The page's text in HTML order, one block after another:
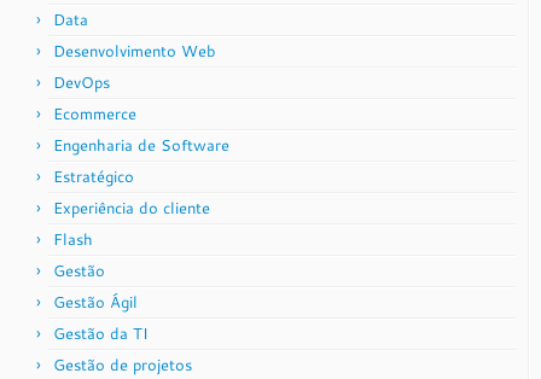
Data
Desenvolvimento Web
DevOps
Ecommerce
Engenharia de Software
Estratégico
Experiência do cliente
Flash
Gestão
Gestão Ágil
Gestão da TI
Gestão de projetos